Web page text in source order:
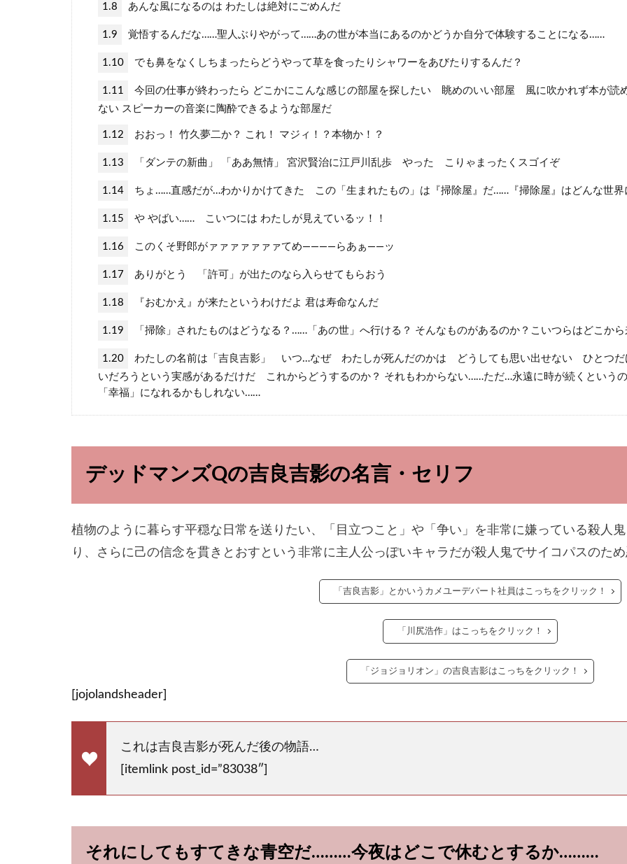
1.8 あんな風になるのは わたしは絶対にごめんだ
1.9 覚悟するんだな……聖人ぶりやがって……あの世が本当にあるのかどうか自分で体験することになる……
1.10 でも鼻をなくしちまったらどうやって草を食ったりシャワーをあびたりするんだ？
1.11
今回の仕事が終わったら どこかにこんな感じの部屋を探したい 眺めのいい部屋 風に吹かれず本が
ない スピーカーの音楽に陶酔できるような部屋だ
1.12 おおっ！ 竹久夢二か？ これ！ マジィ！？本物か！？
1.13 「ダンテの新曲」 「ああ無情」 宮沢賢治に江戸川乱歩 やった こりゃまったくスゴイぞ
1.14 ちょ……直感だが…わかりかけてきた この「生まれたもの」は『掃除屋』だ……『掃除屋』はどんな世
1.15 や やばい…… こいつには わたしが見えているッ！！
1.16 このくそ野郎がァァァァァァァてめ――――らあぁ――ッ
1.17 ありがとう 「許可」が出たのなら入らせてもらおう
1.18 『おむかえ』が来たというわけだよ 君は寿命なんだ
1.19 「掃除」されたものはどうなる？……「あの世」へ行ける？ そんなものがあるのか？こいつらはどこか
1.20
わたしの名前は「吉良吉影」 いつ…なぜ わたしが死んだのかは どうしても思い出せない ひとつ
いだろうという実感があるだけだ これからどうするのか？ それもわからない……ただ…永遠に時が続くとい
「幸福」になれるかもしれない……
デッドマンズQの吉良吉影の名言・セリフ
植物のように暮らす平穏な日常を送りたい、「目立つこと」や「争い」を非常に嫌っている殺人
り、さらに己の信念を貫きとおすという非常に主人公っぽいキャラだが殺人鬼でサイコパスのた
「吉良吉影」とかいうカメユーデパート社員はこっちをクリック！
「川尻浩作」はこっちをクリック！
「ジョジョリオン」の吉良吉影はこっちをクリック！
[jojolandsheader]
これは吉良吉影が死んだ後の物語…
[itemlink post_id=”83038″]
それにしてもすてきな青空だ………今夜はどこで休むとするか………